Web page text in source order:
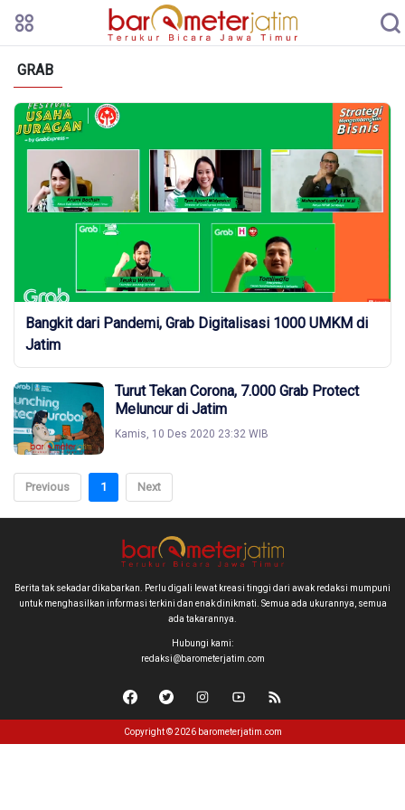
GRAB
Bangkit dari Pandemi, Grab Digitalisasi 1000 UMKM di
Jatim
Turut Tekan Corona, 7.000 Grab Protect
Meluncur di Jatim
Kamis, 10 Des 2020 23:32 WIB
Previous 1 Next
Berita tak sekadar dikabarkan. Perlu digali lewat kreasi tinggi dari awak redaksi mumpuni
untuk menghasilkan informasi terkini dan enak dinikmati. Semua ada ukurannya, semua
ada takarannya.
Hubungi kami:
redaksi@barometerjatim.com
Copyright © 2026 barometerjatim.com